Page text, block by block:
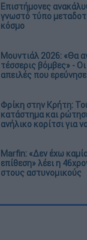
Επιστήμονες
γνωστό τύπο
κόσμο
Μουντιάλ 2026: «Θα
τέσσερις βόμβες» -
απειλές που
Φρίκη στην Κρήτη:
κατάστημα και
ανήλικο κορίτσι για
Marfin: «Δεν έχω
επίθεση» λέει η
στους αστυνομικούς